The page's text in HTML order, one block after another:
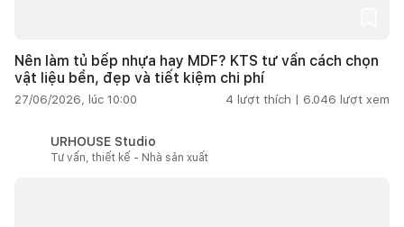
Nên làm tủ bếp nhựa hay MDF? KTS tư vấn cách chọn
vật liệu bền, đẹp và tiết kiệm chi phí
27/06/2026, lúc 10:00 4 lượt thích | 6.046 lượt xem
URHOUSE Studio
Tư vấn, thiết kế - Nhà sản xuất